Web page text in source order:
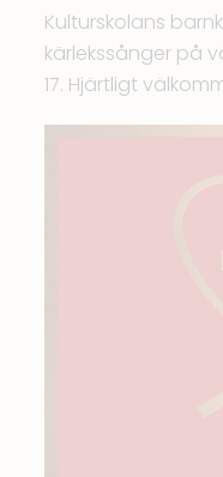
Kulturskolans
kärlekssånger på
17. Hjärtligt